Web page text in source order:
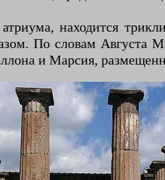
находится
По словам Августа
и Марсия,